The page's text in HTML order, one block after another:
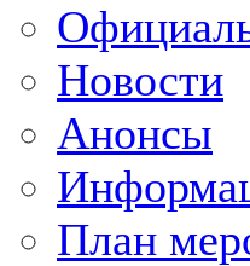
Новости
Анонсы
План